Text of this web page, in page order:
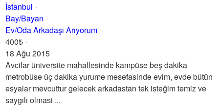
İstanbul
Bay/Bayan
Ev/Oda Arkadaşı Arıyorum
400₺
18 Ağu 2015
Avcilar üniversite mahallesinde kampüse beş dakika
metrobüse üç dakika yurume mesefasinde evim, evde bütün
esyalar mevcuttur gelecek arkadastan tek isteğim temiz ve
saygılı olmasi ...